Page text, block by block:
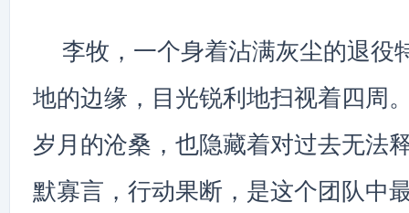
李牧，一个身着沾满灰尘的退役
地的边缘，目光锐利地扫视着四周
岁月的沧桑，也隐藏着对过去无法
默寡言，行动果断，是这个团队中